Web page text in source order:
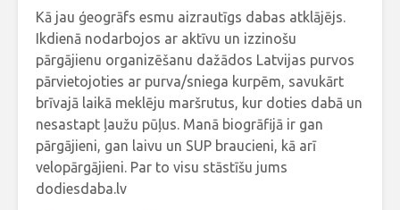
Kā jau ģeogrāfs esmu aizrautīgs dabas atklājējs.
Ikdienā nodarbojos ar aktīvu un izzinošu
pārgājienu organizēšanu dažādos Latvijas purvos
pārvietojoties ar purva/sniega kurpēm, savukārt
brīvajā laikā meklēju maršrutus, kur doties dabā un
nesastapt ļaužu pūļus. Manā biogrāfijā ir gan
pārgājieni, gan laivu un SUP braucieni, kā arī
velopārgājieni. Par to visu stāstīšu jums
dodiesdaba.lv